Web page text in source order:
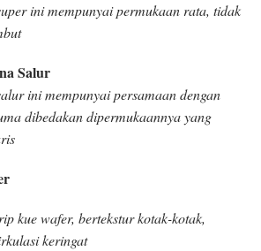
ini mempunyai permukaan rata, tidak
Salur
ini mempunyai persamaan dengan
dibedakan dipermukaannya yang
kue wafer, bertekstur kotak-kotak,
keringat